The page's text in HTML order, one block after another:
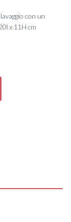
con un
x 11H cm